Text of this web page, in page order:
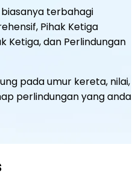
terbahagi
Pihak Ketiga
Ketiga, dan Perlindungan
pada umur kereta, nilai,
perlindungan yang anda